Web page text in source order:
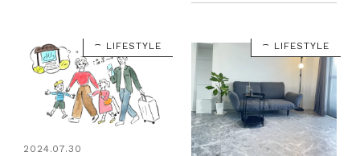
LIFESTYLE
2024.07.30
LIFESTYLE